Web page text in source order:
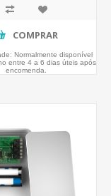
COMPRAR
Normalmente disponível
entre 4 a 6 dias úteis após
encomenda.